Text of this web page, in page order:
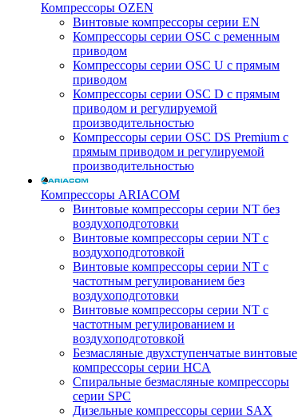
Компрессоры OZEN
Винтовые компрессоры серии EN
Компрессоры серии OSC с ременным
приводом
Компрессоры серии OSC U с прямым
приводом
Компрессоры серии OSC D с прямым
приводом и регулируемой
производительностью
Компрессоры серии OSC DS Premium с
прямым приводом и регулируемой
производительностью
Компрессоры ARIACOM
Винтовые компрессоры серии NT без
воздухоподготовки
Винтовые компрессоры серии NT c
воздухоподготовкой
Винтовые компрессоры серии NT с
частотным регулированием без
воздухоподготовки
Винтовые компрессоры серии NT с
частотным регулированием и
воздухоподготовкой
Безмасляные двухступенчатые винтовые
компрессоры серии HCA
Спиральные безмасляные компрессоры
серии SPC
Дизельные компрессоры серии SAX